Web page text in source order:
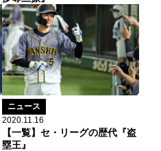
ニュース
2020.11.16
【一覧】セ・リーグの歴代『盗
塁王』